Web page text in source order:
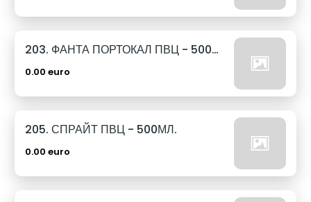
203. ФАНТА ПОРТОКАЛ ПВЦ - 500МЛ.
0.00 euro
205. СПРАЙТ ПВЦ - 500МЛ.
0.00 euro